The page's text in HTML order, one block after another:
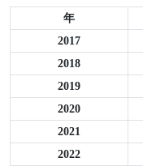
年
2017
2018
2019
2020
2021
2022